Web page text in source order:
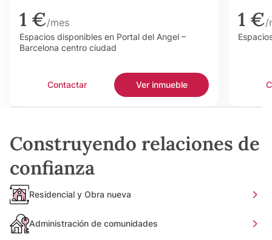
1 €/mes
Espacios disponibles en Portal del Angel –
Barcelona centro ciudad
Contactar Ver inmueble
1 €/
Construyendo relaciones de
confianza
Residencial y Obra nueva
Administración de comunidades